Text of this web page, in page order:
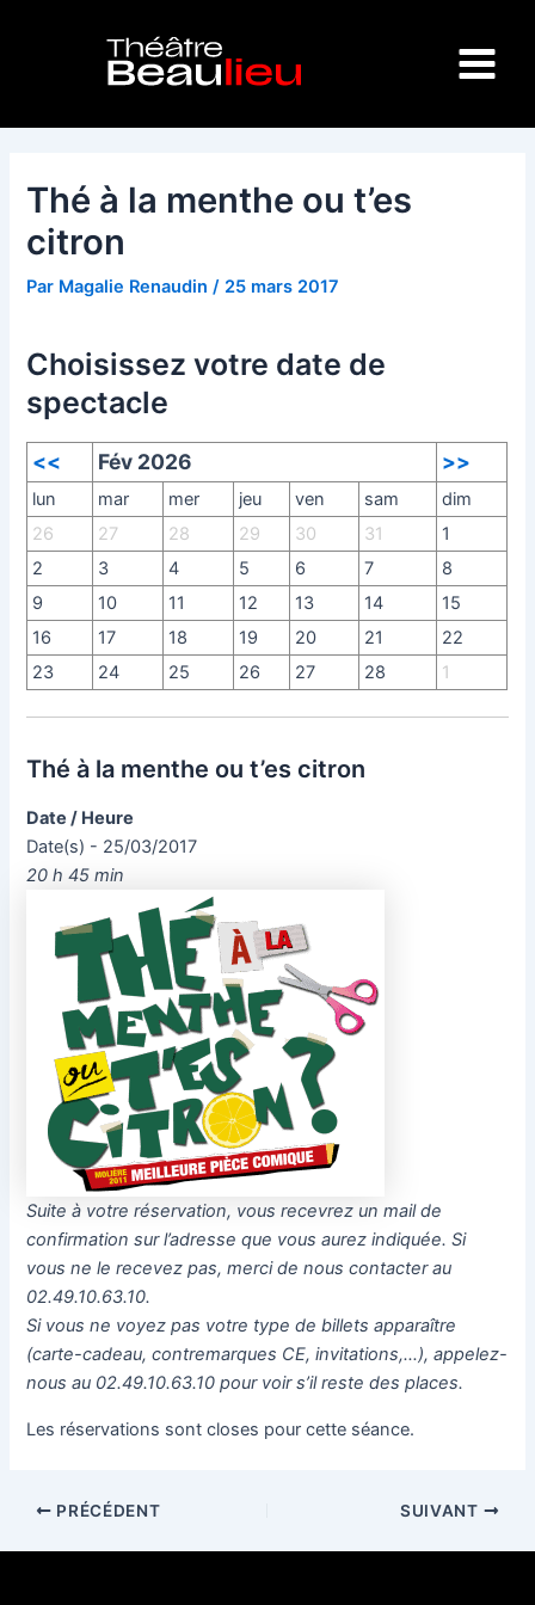
Menu
Thé à la menthe ou t’es
citron
Par Magalie Renaudin/ 25 mars 2017
Choisissez votre date de
spectacle
<< Fév 2026 >>
lun mar mer jeu ven sam
dim
26
27 28 29 30 31
1
2
3 4 5 6 7
8
9
10 11 12 13 14
15
16
17 18 19 20 21
22
23
24 25 26 27 28 1
Thé à la menthe ou t’es citron
Date / Heure
Date(s) - 25/03/2017
20 h 45 min
Suite à votre réservation, vous recevrez un mail de
confirmation sur l’adresse que vous aurez indiquée. Si
vous ne le recevez pas, merci de nous contacter au
02.49.10.63.10.
Si vous ne voyez pas votre type de billets apparaître
(carte-cadeau, contremarques CE, invitations,…), appelez-
nous au 02.49.10.63.10 pour voir s’il reste des places.
Les réservations sont closes pour cette séance.
PRÉCÉDENT SUIVANT